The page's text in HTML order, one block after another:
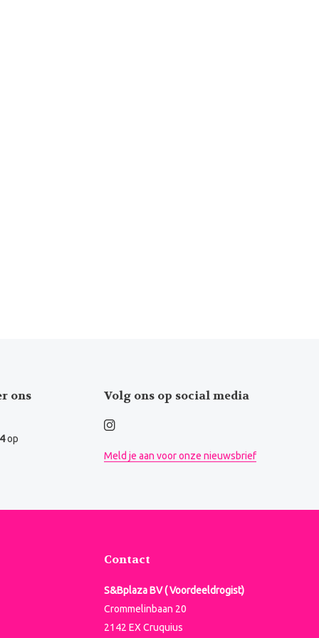
ons
op
Volg ons op social media
Meld je aan voor onze nieuwsbrief
Contact
S&Bplaza BV ( Voordeeldrogist)
Crommelinbaan 20
2142 EX Cruquius